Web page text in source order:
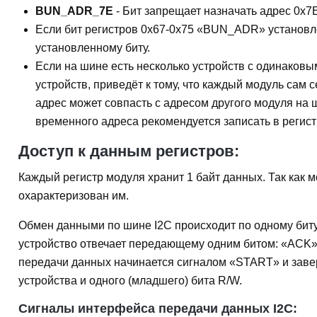
BUN_ADR_7E - Бит запрещает назначать адрес
Если бит регистров 0x67-0x75 «BUN_ADR»
установленному биту.
Если на шине есть несколько устройств с
устройств, приведёт к тому, что каждый модуль
адрес может совпасть с адресом другого модуля
временного адреса рекомендуется записать в
Доступ к данным регистров:
Каждый регистр модуля хранит 1 байт данных. Так как
охарактеризован им.
Обмен данными по шине I2C происходит по одному
устройство отвечает передающему одним битом:
передачи данных начинается сигналом «START» и
устройства и одного (младшего) бита R/W.
Сигналы интерфейса передачи данных I2C: